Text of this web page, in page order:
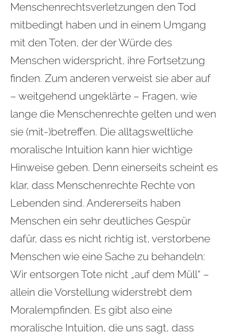
Menschenrechtsverletzungen den Tod
mitbedingt haben und in einem Umgang
mit den Toten, der der Würde des
Menschen widerspricht, ihre Fortsetzung
finden. Zum anderen verweist sie aber auf
– weitgehend ungeklärte – Fragen, wie
lange die Menschenrechte gelten und wen
sie (mit-)betreffen. Die alltagsweltliche
moralische Intuition kann hier wichtige
Hinweise geben. Denn einerseits scheint es
klar, dass Menschenrechte Rechte von
Lebenden sind. Andererseits haben
Menschen ein sehr deutliches Gespür
dafür, dass es nicht richtig ist, verstorbene
Menschen wie eine Sache zu behandeln:
Wir entsorgen Tote nicht „auf dem Müll“ –
allein die Vorstellung widerstrebt dem
Moralempfinden. Es gibt also eine
moralische Intuition, die uns sagt, dass